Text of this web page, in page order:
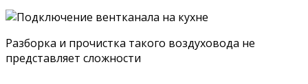
Разборка и прочистка такого воздуховода не
представляет сложности